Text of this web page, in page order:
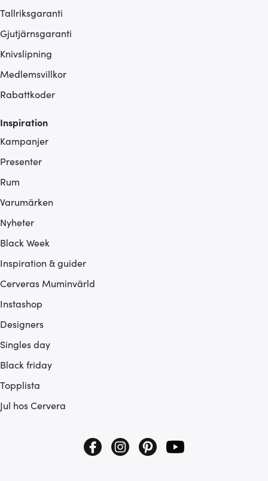
Tallriksgaranti
Gjutjärnsgaranti
Knivslipning
Medlemsvillkor
Rabattkoder
Inspiration
Kampanjer
Presenter
Rum
Varumärken
Nyheter
Black Week
Inspiration & guider
Cerveras Muminvärld
Instashop
Designers
Singles day
Black friday
Topplista
Jul hos Cervera